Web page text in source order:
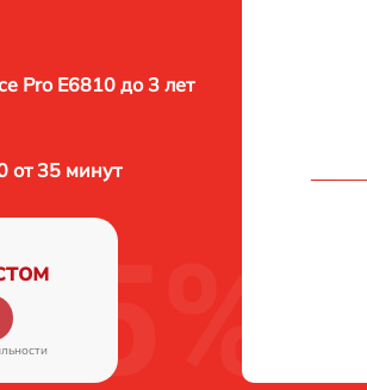
Pro E6810 до 3 лет
от 35 минут